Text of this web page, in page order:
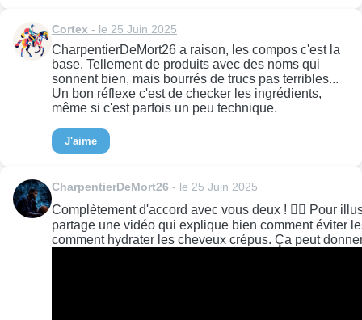
Cortex - le 25 Juin 2025
CharpentierDeMort26 a raison, les compos c'est la
base. Tellement de produits avec des noms qui
sonnent bien, mais bourrés de trucs pas terribles...
Un bon réflexe c'est de checker les ingrédients,
même si c'est parfois un peu technique.
J'aime
CharpentierDeMort26 - le 25 Juin 2025
Complètement d'accord avec vous deux ! 👍🏻 Pour
partage une vidéo qui explique bien comment éviter
comment hydrater les cheveux crépus. Ça peut